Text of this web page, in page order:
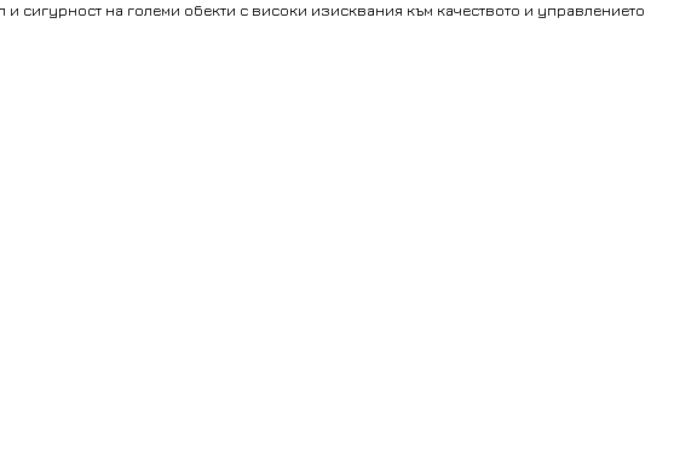
сигурност на големи обекти с високи изисквания към качеството и управлението